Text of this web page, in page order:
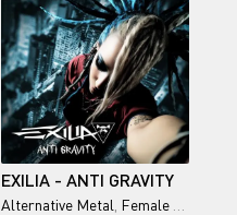
EXILIA - ANTI GRAVITY
Alternative Metal Female Vocal